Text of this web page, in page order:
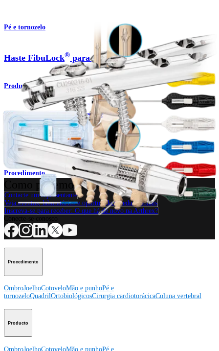
Pé e tornozelo
Haste FibuLock® para fíbula
Produto
Traumatismo - Extremidades inferiores
Técnica com hastes FibuLock®
Procedimento
Como podemos ajudar?
Contacte um representante
Veja eventos, laboratórios e oportunidades educacionais
Inscreva-se para receber: O que há de novo na Arthrex?
Procedimento
OmbroJoelhoCotoveloMão e punhoPé e
tornozeloQuadrilOrtobiológicosCirurgia cardiotorácicaColuna vertebral
Producto
OmbroJoelhoCotoveloMão e punhoPé e